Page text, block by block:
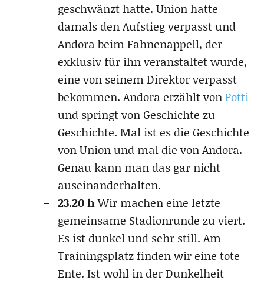
geschwänzt hatte. Union hatte
damals den Aufstieg verpasst und
Andora beim Fahnenappell, der
exklusiv für ihn veranstaltet wurde,
eine von seinem Direktor verpasst
bekommen. Andora erzählt vonPotti
und springt von Geschichte zu
Geschichte. Mal ist es die Geschichte
von Union und mal die von Andora.
Genau kann man das gar nicht
auseinanderhalten.
23.20 hWir machen eine letzte
gemeinsame Stadionrunde zu viert.
Es ist dunkel und sehr still. Am
Trainingsplatz finden wir eine tote
Ente. Ist wohl in der Dunkelheit